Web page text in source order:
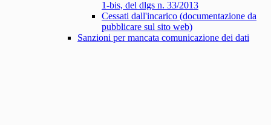
1-bis, del dlgs n. 33/2013
Cessati dall'incarico (documentazione da
pubblicare sul sito web)
Sanzioni per mancata comunicazione dei dati